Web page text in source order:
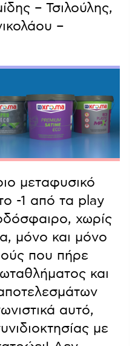
– Τσιλούλης,
–
μεταφυσικό
-1 από τα play
χωρίς
μόνο και μόνο
που πήρε
και
αυτό,
με